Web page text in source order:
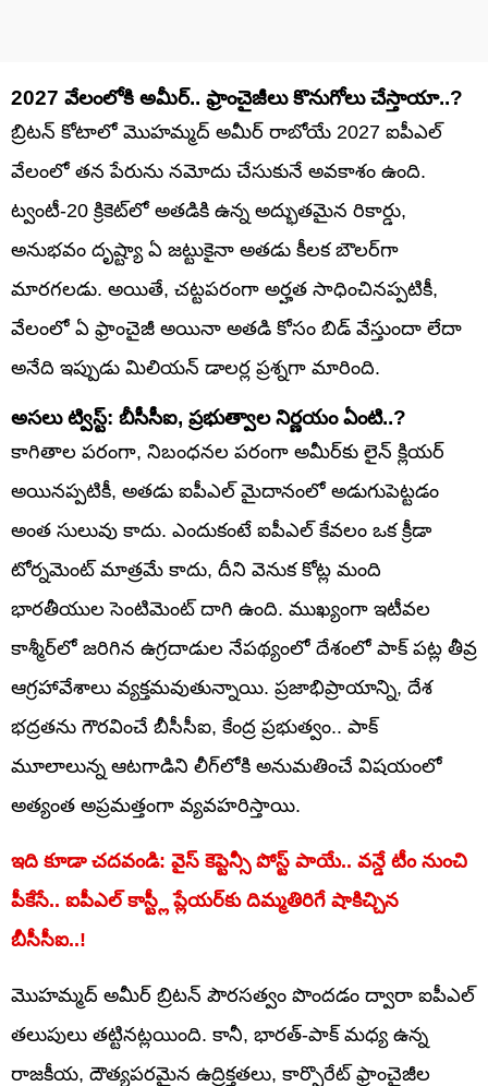
2027 వేలంలోకి అమీర్.. ఫ్రాంచైజీలు కొనుగోలు చేస్తాయా..?
బ్రిటన్ కోటాలో మొహమ్మద్ అమీర్ రాబోయే 2027 ఐపీఎల్
వేలంలో తన పేరును నమోదు చేసుకునే అవకాశం ఉంది.
ట్వంటీ-20 క్రికెట్‌లో అతడికి ఉన్న అద్భుతమైన రికార్డు,
అనుభవం దృష్ట్యా ఏ జట్టుకైనా అతడు కీలక బౌలర్‌గా
మారగలడు. అయితే, చట్టపరంగా అర్హత సాధించినప్పటికీ,
వేలంలో ఏ ఫ్రాంచైజీ అయినా అతడి కోసం బిడ్ వేస్తుందా లేదా
అనేది ఇప్పుడు మిలియన్ డాలర్ల ప్రశ్నగా మారింది.
అసలు ట్విస్ట్: బీసీసీఐ, ప్రభుత్వాల నిర్ణయం ఏంటి..?
కాగితాల పరంగా, నిబంధనల పరంగా అమీర్‌కు లైన్ క్లియర్
అయినప్పటికీ, అతడు ఐపీఎల్ మైదానంలో అడుగుపెట్టడం
అంత సులువు కాదు. ఎందుకంటే ఐపీఎల్ కేవలం ఒక క్రీడా
టోర్నమెంట్ మాత్రమే కాదు, దీని వెనుక కోట్ల మంది
భారతీయుల సెంటిమెంట్ దాగి ఉంది. ముఖ్యంగా ఇటీవల
కాశ్మీర్‌లో జరిగిన ఉగ్రదాడుల నేపథ్యంలో దేశంలో పాక్ పట్ల తీవ్ర
ఆగ్రహావేశాలు వ్యక్తమవుతున్నాయి. ప్రజాభిప్రాయాన్ని, దేశ
భద్రతను గౌరవించే బీసీసీఐ, కేంద్ర ప్రభుత్వం.. పాక్
మూలాలున్న ఆటగాడిని లీగ్‌లోకి అనుమతించే విషయంలో
అత్యంత అప్రమత్తంగా వ్యవహరిస్తాయి.
ఇది కూడా చదవండి: వైస్ కెప్టెన్సీ పోస్ట్ పాయే.. వన్డే టీం నుంచి
పీకేసే.. ఐపీఎల్ కాస్ట్లీ ప్లేయర్‌కు దిమ్మతిరిగే షాకిచ్చిన
బీసీసీఐ..!
మొహమ్మద్ అమీర్ బ్రిటన్ పౌరసత్వం పొందడం ద్వారా ఐపీఎల్
తలుపులు తట్టినట్లయింది. కానీ, భారత్-పాక్ మధ్య ఉన్న
రాజకీయ, దౌత్యపరమైన ఉద్రిక్తతలు, కార్పొరేట్ ఫ్రాంచైజీల